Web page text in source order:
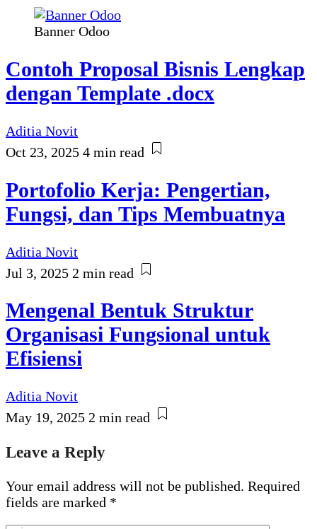
Banner Odoo
Contoh Proposal Bisnis Lengkap
dengan Template .docx
Aditia Novit
Oct 23, 2025 4 min read
Portofolio Kerja: Pengertian,
Fungsi, dan Tips Membuatnya
Aditia Novit
Jul 3, 2025 2 min read
Mengenal Bentuk Struktur
Organisasi Fungsional untuk
Efisiensi
Aditia Novit
May 19, 2025 2 min read
Leave a Reply
Your email address will not be published. Required
fields are marked *